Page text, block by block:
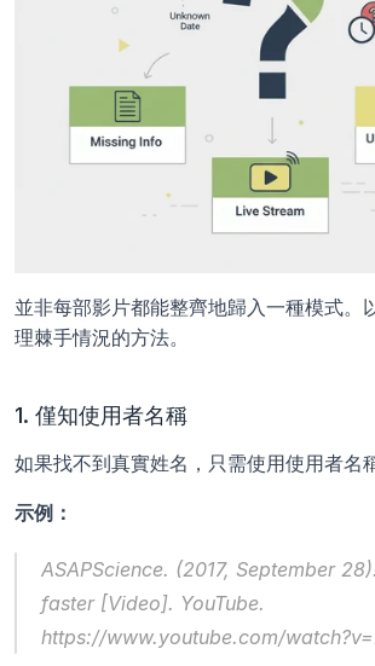
並非每部影片都能整齊地歸入一種模式。
理棘手情況的方法。
1. 僅知使用者名稱
如果找不到真實姓名，只需使用使用者名
示例：
ASAPScience. (2017, September 28).
faster [Video]. YouTube.
https://www.youtube.com/